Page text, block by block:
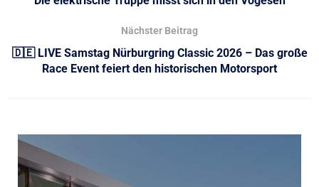
Nächster Beitrag
🇩🇪 LIVE Samstag Nürburgring Classic 2026 – Das große
Race Event feiert den historischen Motorsport